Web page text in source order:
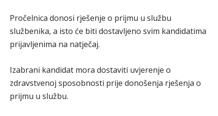
Pročelnica donosi rješenje o prijmu u službu
službenika, a isto će biti dostavljeno svim kandidatima
prijavljenima na natječaj.
Izabrani kandidat mora dostaviti uvjerenje o
zdravstvenoj sposobnosti prije donošenja rješenja o
prijmu u službu.